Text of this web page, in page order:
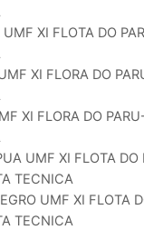
XI FLOTA DO
XI FLORA DO
XI FLORA DO
UMF XI FLOTA DO
TECNICA
UMF XI FLOTA
TECNICA